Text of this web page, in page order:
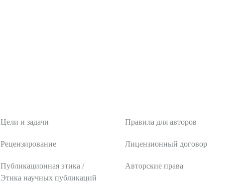
Цели и задачи
Рецензирование
Публикационная этика /
Этика научных публикаций
Правила для авторов
Лицензионный договор
Авторские права